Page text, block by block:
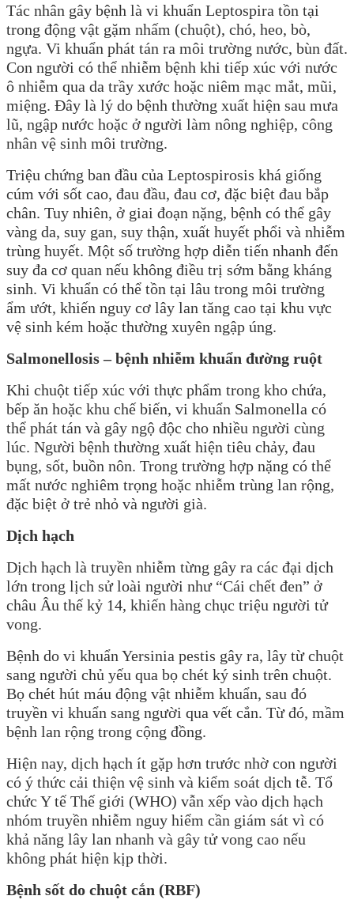
Tác nhân gây bệnh là vi khuẩn Leptospira tồn tại
trong động vật gặm nhấm (chuột), chó, heo, bò,
ngựa. Vi khuẩn phát tán ra môi trường nước, bùn đất.
Con người có thể nhiễm bệnh khi tiếp xúc với nước
ô nhiễm qua da trầy xước hoặc niêm mạc mắt, mũi,
miệng. Đây là lý do bệnh thường xuất hiện sau mưa
lũ, ngập nước hoặc ở người làm nông nghiệp, công
nhân vệ sinh môi trường.
Triệu chứng ban đầu của Leptospirosis khá giống
cúm với sốt cao, đau đầu, đau cơ, đặc biệt đau bắp
chân. Tuy nhiên, ở giai đoạn nặng, bệnh có thể gây
vàng da, suy gan, suy thận, xuất huyết phổi và nhiễm
trùng huyết. Một số trường hợp diễn tiến nhanh đến
suy đa cơ quan nếu không điều trị sớm bằng kháng
sinh. Vi khuẩn có thể tồn tại lâu trong môi trường
ẩm ướt, khiến nguy cơ lây lan tăng cao tại khu vực
vệ sinh kém hoặc thường xuyên ngập úng.
Salmonellosis – bệnh nhiễm khuẩn đường ruột
Khi chuột tiếp xúc với thực phẩm trong kho chứa,
bếp ăn hoặc khu chế biến, vi khuẩn Salmonella có
thể phát tán và gây ngộ độc cho nhiều người cùng
lúc. Người bệnh thường xuất hiện tiêu chảy, đau
bụng, sốt, buồn nôn. Trong trường hợp nặng có thể
mất nước nghiêm trọng hoặc nhiễm trùng lan rộng,
đặc biệt ở trẻ nhỏ và người già.
Dịch hạch
Dịch hạch là truyền nhiễm từng gây ra các đại dịch
lớn trong lịch sử loài người như “Cái chết đen” ở
châu Âu thế kỷ 14, khiến hàng chục triệu người tử
vong.
Bệnh do vi khuẩn Yersinia pestis gây ra, lây từ chuột
sang người chủ yếu qua bọ chét ký sinh trên chuột.
Bọ chét hút máu động vật nhiễm khuẩn, sau đó
truyền vi khuẩn sang người qua vết cắn. Từ đó, mầm
bệnh lan rộng trong cộng đồng.
Hiện nay, dịch hạch ít gặp hơn trước nhờ con người
có ý thức cải thiện vệ sinh và kiểm soát dịch tễ. Tổ
chức Y tế Thế giới (WHO) vẫn xếp vào dịch hạch
nhóm truyền nhiễm nguy hiểm cần giám sát vì có
khả năng lây lan nhanh và gây tử vong cao nếu
không phát hiện kịp thời.
Bệnh sốt do chuột cắn (RBF)